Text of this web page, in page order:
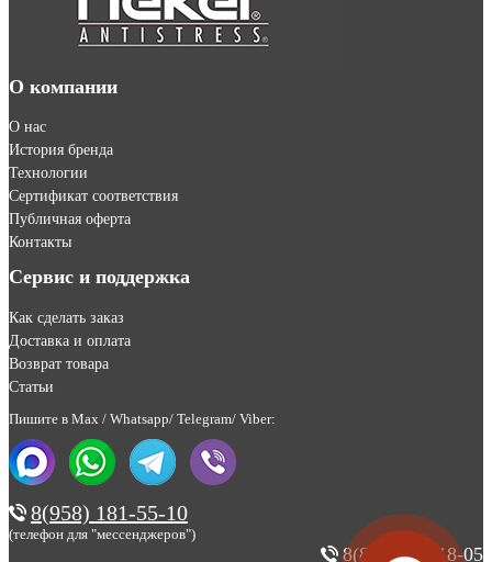
О компании
О нас
История бренда
Технологии
Сертификат соответствия
Публичная оферта
Контакты
Сервис и поддержка
Как сделать заказ
Доставка и оплата
Возврат товара
Статьи
Пишите в Max / Whatsapp/ Telegram/ Viber:
8(958) 181-55-10
(телефон для "мессенджеров")
8(800) 200-18-05